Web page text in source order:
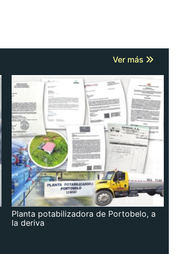
Ver más
Planta potabilizadora de Portobelo, a
la deriva